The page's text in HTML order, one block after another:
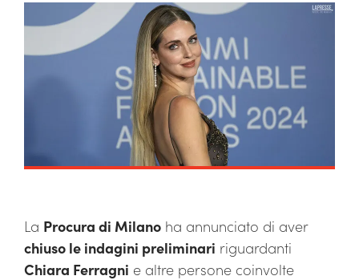
La Procura di Milano ha annunciato di aver
chiuso le indagini preliminari riguardanti
Chiara Ferragni e altre persone coinvolte